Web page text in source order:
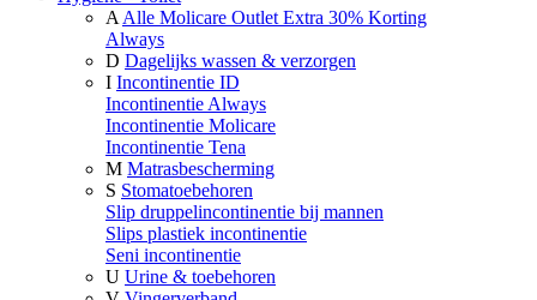
A Alle Molicare Outlet Extra 30% Korting
Always
D Dagelijks wassen & verzorgen
I Incontinentie ID
Incontinentie Always
Incontinentie Molicare
Incontinentie Tena
M Matrasbescherming
S Stomatoebehoren
Slip druppelincontinentie bij mannen
Slips plastiek incontinentie
Seni incontinentie
U Urine & toebehoren